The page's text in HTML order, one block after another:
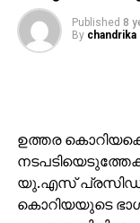
Published 8
By chandrika
ഉത്തര
യു.എസ്
കൊറിയയുടെ